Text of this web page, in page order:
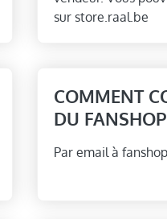
sur store.raal.be
COMMENT
DU
Par email à